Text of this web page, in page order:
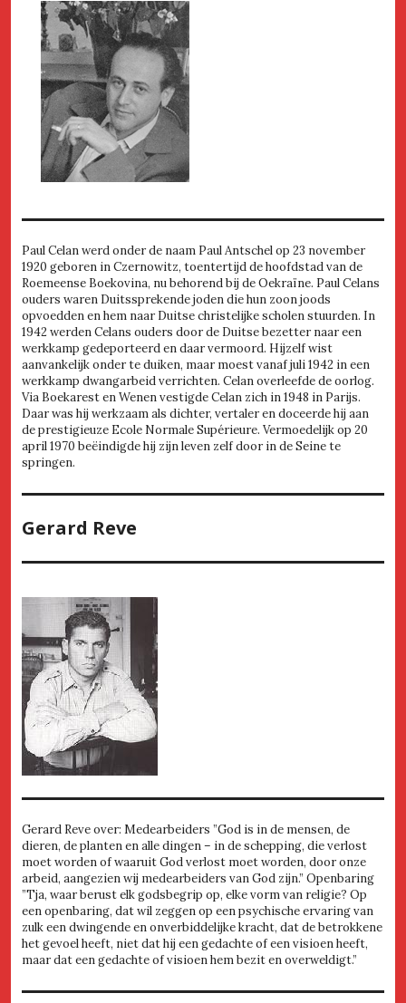
Paul Celan werd onder de naam Paul Antschel op 23 november
1920 geboren in Czernowitz, toentertijd de hoofdstad van de
Roemeense Boekovina, nu behorend bij de Oekraïne. Paul Celans
ouders waren Duitssprekende joden die hun zoon joods
opvoedden en hem naar Duitse christelijke scholen stuurden. In
1942 werden Celans ouders door de Duitse bezetter naar een
werkkamp gedeporteerd en daar vermoord. Hijzelf wist
aanvankelijk onder te duiken, maar moest vanaf juli 1942 in een
werkkamp dwangarbeid verrichten. Celan overleefde de oorlog.
Via Boekarest en Wenen vestigde Celan zich in 1948 in Parijs.
Daar was hij werkzaam als dichter, vertaler en doceerde hij aan
de prestigieuze Ecole Normale Supérieure. Vermoedelijk op 20
april 1970 beëindigde hij zijn leven zelf door in de Seine te
springen.
Gerard Reve
Gerard Reve over: Medearbeiders ”God is in de mensen, de
dieren, de planten en alle dingen – in de schepping, die verlost
moet worden of waaruit God verlost moet worden, door onze
arbeid, aangezien wij medearbeiders van God zijn.” Openbaring
”Tja, waar berust elk godsbegrip op, elke vorm van religie? Op
een openbaring, dat wil zeggen op een psychische ervaring van
zulk een dwingende en onverbiddelijke kracht, dat de betrokkene
het gevoel heeft, niet dat hij een gedachte of een visioen heeft,
maar dat een gedachte of visioen hem bezit en overweldigt.”